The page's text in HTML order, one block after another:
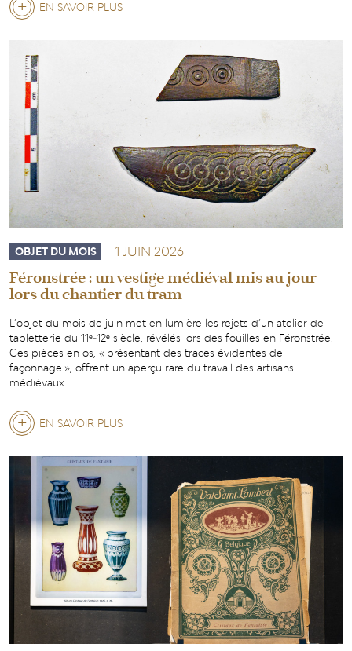
EN SAVOIR PLUS
VERRIER
QUI
FAISAIT
DANSER
CRISTAL
OBJET DU MOIS 1 JUIN 2026
Féronstrée : un vestige médiéval mis au jour
lors du chantier du tram
L’objet du mois de juin met en lumière les rejets d’un atelier de
tabletterie du 11ᵉ‑12ᵉ siècle, révélés lors des fouilles en Féronstrée.
Ces pièces en os, « présentant des traces évidentes de
façonnage », offrent un aperçu rare du travail des artisans
médiévaux
EN SAVOIR PLUS
UN
VESTIGE
MÉDIÉVAL
MIS
AU